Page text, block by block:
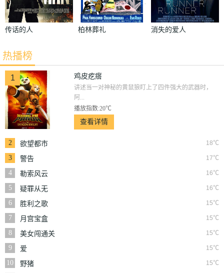
传话的人 柏林葬礼 消失的爱人
热播榜
1 鸡皮疙瘩
讲述当一对神秘的黄鼠狼盯上了四件强大的武器时，
阿...
播放指数:20℃
查看详情
2 18℃
欲望都市
3
17℃
警告
4
16℃
勒索风云
5
16℃
疑罪从无
6
15℃
胜利之歌
7
15℃
月宫宝盒
8
15℃
美女闯通关
9
15℃
爱
10
15℃
野猪